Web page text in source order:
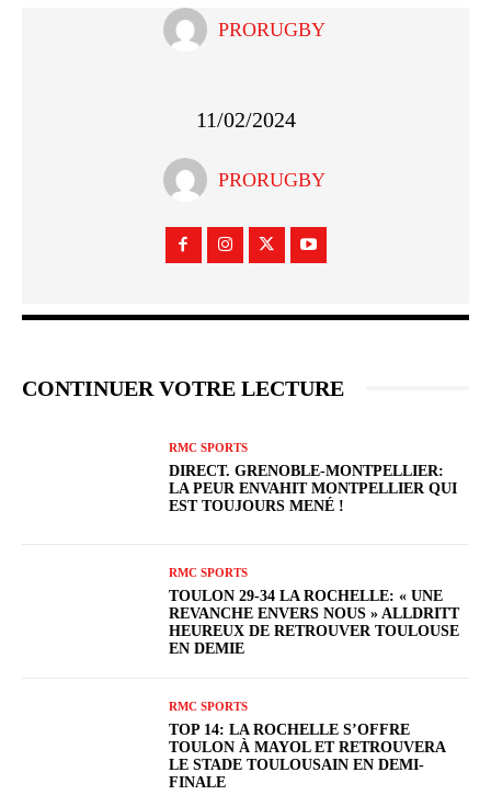
PRORUGBY
11/02/2024
PRORUGBY
CONTINUER VOTRE LECTURE
RMC SPORTS
DIRECT. GRENOBLE-MONTPELLIER:
LA PEUR ENVAHIT MONTPELLIER QUI
EST TOUJOURS MENÉ !
RMC SPORTS
TOULON 29-34 LA ROCHELLE: « UNE
REVANCHE ENVERS NOUS » ALLDRITT
HEUREUX DE RETROUVER TOULOUSE
EN DEMIE
RMC SPORTS
TOP 14: LA ROCHELLE S’OFFRE
TOULON À MAYOL ET RETROUVERA
LE STADE TOULOUSAIN EN DEMI-
FINALE